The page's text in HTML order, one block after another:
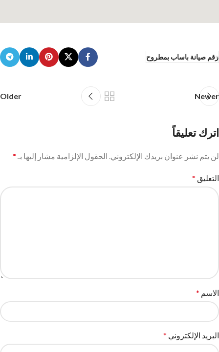
رقم صيانة باساب بمطروح
Newer
Older
اترك تعليقاً
لن يتم نشر عنوان بريدك الإلكتروني. الحقول الإلزامية مشار إليها بـ *
التعليق *
الاسم *
البريد الإلكتروني *